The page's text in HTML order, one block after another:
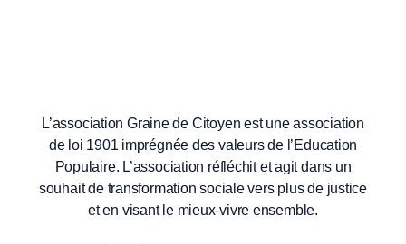
L’association Graine de Citoyen est une association
de loi 1901 imprégnée des valeurs de l’Education
Populaire. L’association réfléchit et agit dans un
souhait de transformation sociale vers plus de justice
et en visant le mieux-vivre ensemble.